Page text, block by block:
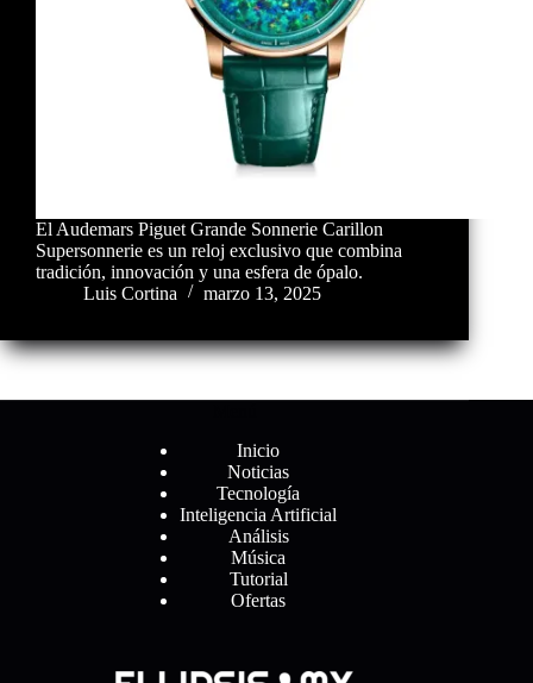
El Audemars Piguet Grande Sonnerie Carillon
Supersonnerie es un reloj exclusivo que combina
tradición, innovación y una esfera de ópalo.
Luis Cortina
marzo 13, 2025
Inicio
Noticias
Tecnología
Inteligencia Artificial
Análisis
Música
Tutorial
Ofertas